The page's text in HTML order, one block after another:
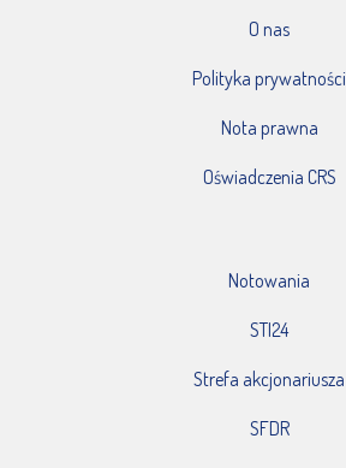
O nas
Polityka prywatności
Nota prawna
Oświadczenia CRS
Notowania
STI24
Strefa akcjonariusza
SFDR